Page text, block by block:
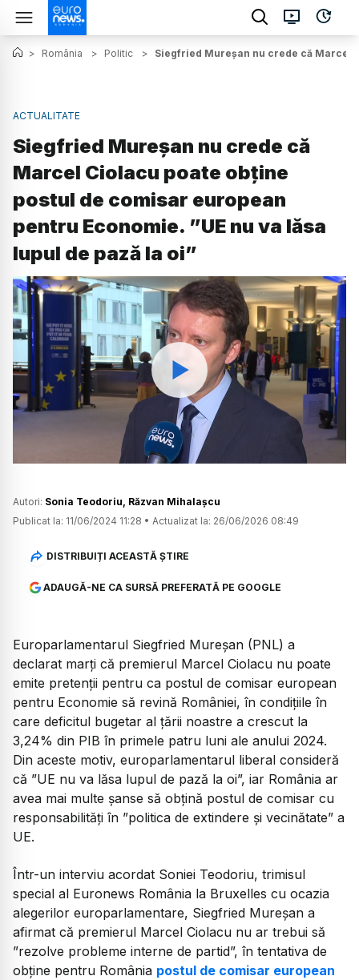
> România > Politic > Siegfried Mureșan nu crede că Marcel
ACTUALITATE
Siegfried Mureșan nu crede că
Marcel Ciolacu poate obține
postul de comisar european
pentru Economie. ”UE nu va lăsa
lupul de pază la oi”
Watch
Autori: Sonia Teodoriu, Răzvan Mihalașcu
Publicat la: 11/06/2024 11:28 • Actualizat la: 26/06/2026 08:49
DISTRIBUIȚI ACEASTĂ ȘTIRE
ADAUGĂ-NE CA SURSĂ PREFERATĂ PE GOOGLE
Europarlamentarul Siegfried Mureșan (PNL) a
declarat marți că premierul Marcel Ciolacu nu poate
emite pretenții pentru ca postul de comisar european
pentru Economie să revină României, în condițiile în
care deficitul bugetar al țării noastre a crescut la
3,24% din PIB în primele patru luni ale anului 2024.
Din aceste motiv, europarlamentarul liberal consideră
că ”UE nu va lăsa lupul de pază la oi”, iar România ar
avea mai multe șanse să obțină postul de comisar cu
responsabilități în ”politica de extindere și vecinătate” a
UE.
Într-un interviu acordat Soniei Teodoriu, trimisul
special al Euronews România la Bruxelles cu ocazia
alegerilor europarlamentare, Siegfried Mureșan a
afirmat că premierul Marcel Ciolacu nu ar trebui să
”rezolve probleme interne de partid”, în tentativa de
obține pentru România postul de comisar european